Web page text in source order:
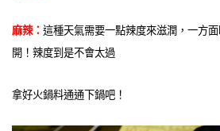
麻辣： 這種天氣需要一點辣度來滋潤，一方
開！辣度到是不會太過
拿好火鍋料通通下鍋吧！